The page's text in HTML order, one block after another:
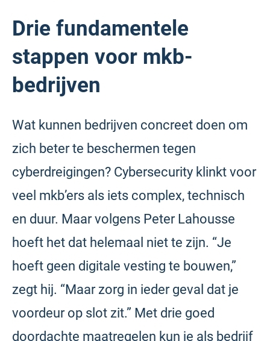
Drie fundamentele
stappen voor mkb-
bedrijven
Wat kunnen bedrijven concreet doen om
zich beter te beschermen tegen
cyberdreigingen? Cybersecurity klinkt voor
veel mkb’ers als iets complex, technisch
en duur. Maar volgens Peter Lahousse
hoeft het dat helemaal niet te zijn. “Je
hoeft geen digitale vesting te bouwen,”
zegt hij. “Maar zorg in ieder geval dat je
voordeur op slot zit.” Met drie goed
doordachte maatregelen kun je als bedrijf